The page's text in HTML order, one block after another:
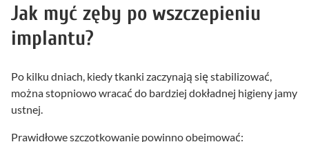
Jak myć zęby po wszczepieniu
implantu?
Po kilku dniach, kiedy tkanki zaczynają się stabilizować,
można stopniowo wracać do bardziej dokładnej higieny jamy
ustnej.
Prawidłowe szczotkowanie powinno obejmować: